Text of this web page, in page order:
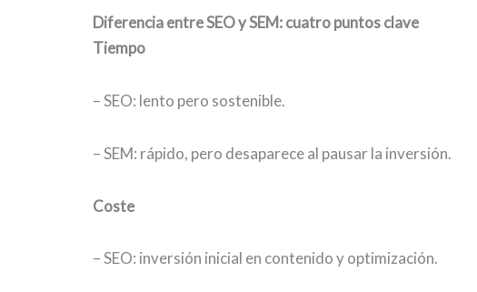
Diferencia entre SEO y SEM: cuatro puntos clave
Tiempo
– SEO: lento pero sostenible.
– SEM: rápido, pero desaparece al pausar la inversión.
Coste
– SEO: inversión inicial en contenido y optimización.